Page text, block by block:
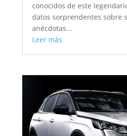
conocidos de este
datos sorprendentes sobre
anécdotas...
Leer más